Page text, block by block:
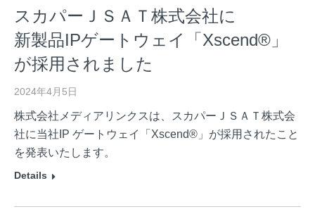
スカパーＪＳＡＴ株式会社に
新製品IPゲートウェイ「Xscend®」
が採用されました
2024年4月5日
株式会社メディアリンクスは、スカパーＪＳＡＴ株式会
社に当社IP ゲートウェイ「Xscend®」が採用されたこと
を発表いたします。
Details